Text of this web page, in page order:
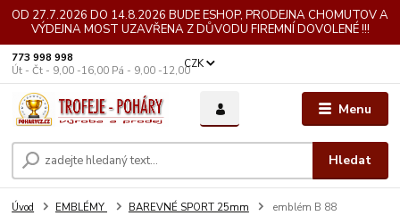
OD 27.7.2026 DO 14.8.2026 BUDE ESHOP, PRODEJNA CHOMUTOV A
VÝDEJNA MOST UZAVŘENA Z DŮVODU FIREMNÍ DOVOLENÉ !!!
Menu
CZK
Hledat
773 998 998
Út - Čt - 9,00 -16,00 Pá - 9,00 -12,00
Úvod EMBLÉMY BAREVNÉ SPORT 25mm emblém B 88